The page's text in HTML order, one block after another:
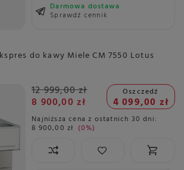
Darmowa dostawa
Sprawdź cennik
do kawy Miele CM 7550 Lotus
12 999,00 zł
8 900,00 zł
Oszczedź
4 099,00 zł
Najniższa cena z ostatnich 30 dni:
8 900,00 zł 0%